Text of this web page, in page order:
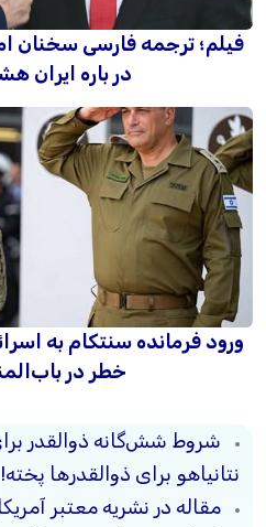
فیلم؛ ترجمه فارسی سخنان
در باره ایران
ورود فرمانده سنتکام به
خطر در
شروط شش‌گانه ذوالقدر
نتانیاهو برای ذوالقدرها پخته!
مقاله در نشریه معتبر